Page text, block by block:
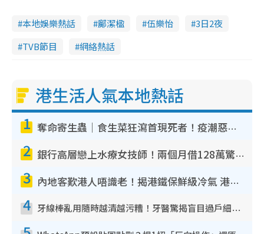
本地娛樂熱話 鄺潔楹 伍樂怡
3日2夜
TVB節目
網絡熱話
港生活人氣本地熱話
1 奪命寄生蟲｜食生菜狂瀉首現死者！疫潮惡化錄1.8萬宗病例 揭洗菜3大謬誤
2 銀行高層戀上水療女技師！兩個月借128萬驚覺「沉船」沉落火海 揭背後疑似邪教操控賣淫
3 內地客歎港人唔識老！揭港鐵保鮮級冷氣 港人求放過：咪投訴
4 牙線棒亂用隨時越清越污糟！牙醫驚揭盲目過戶細菌恐致蛀牙：呢種先係日常真保養